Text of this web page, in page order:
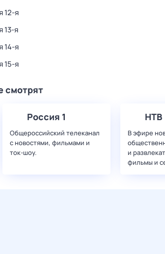
12-я
13-я
14-я
15-я
смотрят
Россия 1
Общероссийский телеканал
с новостями, фильмами и
ток-шоу.
НТВ
В эфире
и
фильмы и